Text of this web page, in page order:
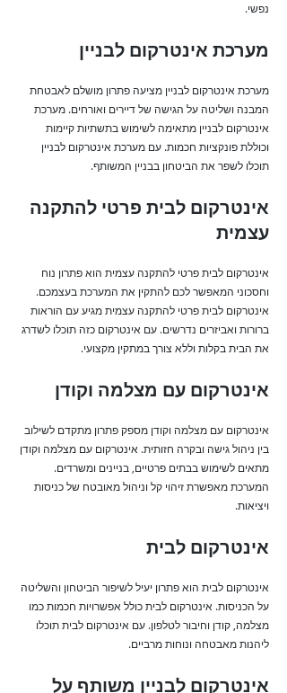
נפשי.
מערכת אינטרקום לבניין
מערכת אינטרקום לבניין מציעה פתרון מושלם לאבטחת
המבנה ושליטה על הגישה של דיירים ואורחים. מערכת
אינטרקום לבניין מתאימה לשימוש בתשתיות קיימות
וכוללת פונקציות חכמות. עם מערכת אינטרקום לבניין
תוכלו לשפר את הביטחון בבניין המשותף.
אינטרקום לבית פרטי להתקנה
עצמית
אינטרקום לבית פרטי להתקנה עצמית הוא פתרון נוח
וחסכוני המאפשר לכם להתקין את המערכת בעצמכם.
אינטרקום לבית פרטי להתקנה עצמית מגיע עם הוראות
ברורות ואביזרים נדרשים. עם אינטרקום כזה תוכלו לשדרג
את הבית בקלות וללא צורך במתקין מקצועי.
אינטרקום עם מצלמה וקודן
אינטרקום עם מצלמה וקודן מספק פתרון מתקדם לשילוב
בין ניהול גישה ובקרה חזותית. אינטרקום עם מצלמה וקודן
מתאים לשימוש בבתים פרטיים, בניינים ומשרדים.
המערכת מאפשרת זיהוי קל וניהול מאובטח של כניסות
ויציאות.
אינטרקום לבית
אינטרקום לבית הוא פתרון יעיל לשיפור הביטחון והשליטה
על הכניסות. אינטרקום לבית כולל אפשרויות חכמות כמו
מצלמה, קודן וחיבור לטלפון. עם אינטרקום לבית תוכלו
ליהנות מאבטחה ונוחות מרביים.
אינטרקום לבניין משותף על